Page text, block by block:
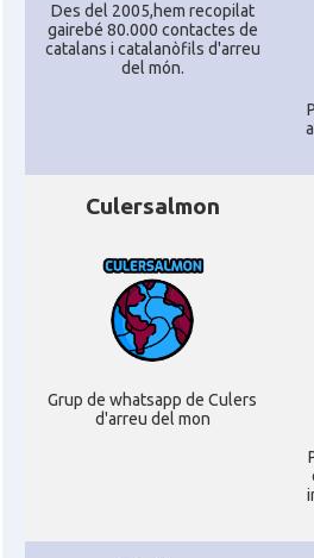
Des del 2005,hem recopilat
gairebé 80.000 contactes de
catalans i catalanòfils d'arreu
del món.
Culersalmon
Grup de whatsapp de Culers
d'arreu del mon